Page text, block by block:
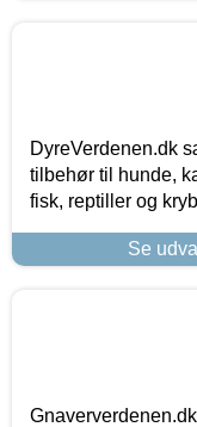
DyreVerdenen.dk
tilbehør til hunde,
fisk, reptiller og
Se